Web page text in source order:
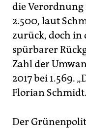
die Verordnung
2.500, laut
zurück, doch in
spürbarer
Zahl der
2017 bei 1.569.
Florian Schmidt.
Der